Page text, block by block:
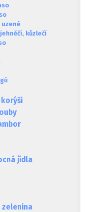
uzené
kůzlečí
korýši
jídla